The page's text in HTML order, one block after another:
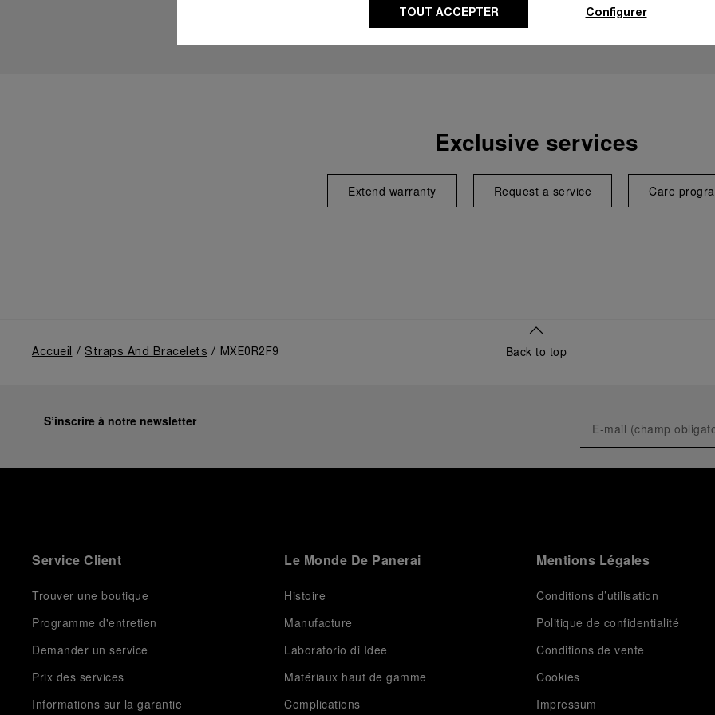
Exclusive services
Extend warranty Request a service Care
Accueil Straps And Bracelets MXE0R2F9 Back to top
S’inscrire à notre newsletter
Service Client
Trouver une boutique
Programme d'entretien
Demander un service
Prix des services
Informations sur la garantie
Le Monde De Panerai
Histoire
Manufacture
Laboratorio di Idee
Matériaux haut de gamme
Complications
Mentions Légales
Conditions d’utilisation
Politique de confidentialité
Conditions de vente
Cookies
Impressum
TOUT ACCEPTER Configurer